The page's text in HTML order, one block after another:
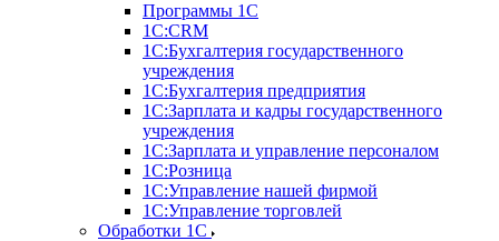
Программы 1С
1С:CRM
1С:Бухгалтерия государственного
учреждения
1С:Бухгалтерия предприятия
1С:Зарплата и кадры государственного
учреждения
1С:Зарплата и управление персоналом
1С:Розница
1С:Управление нашей фирмой
1С:Управление торговлей
Обработки 1С